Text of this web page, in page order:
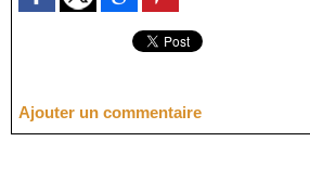
Ajouter un commentaire